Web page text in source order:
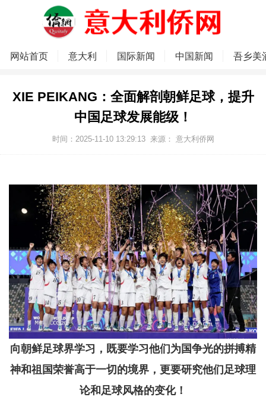
网站首页 意大利 国际新闻 中国新闻 吾乡美
XIE PEIKANG：全面解剖朝鲜足球，提升
中国足球发展能级！
时间：2025-11-10 13:29:13 来源： 意大利侨网
向朝鲜足球界学习，既要学习他们为国争光的拼搏精
神和祖国荣誉高于一切的境界，更要研究他们足球理
论和足球风格的变化！